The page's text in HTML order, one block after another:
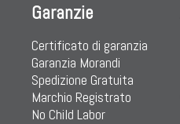
Garanzie
Certificato di garanzia
Garanzia Morandi
Spedizione Gratuita
Marchio Registrato
No Child Labor